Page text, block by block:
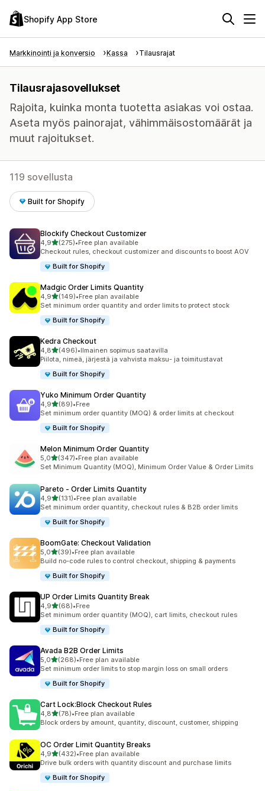
Shopify App Store
Markkinointi ja konversio Kassa Tilausrajat
Tilausrajasovellukset
Rajoita, kuinka monta tuotetta asiakas voi ostaa.
Aseta myös painorajat, vähimmäisostomäärät ja
muut rajoitukset.
119 sovellusta
Built for Shopify
Blockify Checkout Customizer
4,9/ 5 tähteä
(275)
275 arvostelua yhteensä
•Free plan available
Checkout rules, checkout customizer and discounts to boost AOV
Built for Shopify
Madgic Order Limits Quantity
4,9/ 5 tähteä
(149)
149 arvostelua yhteensä
•Free plan available
Set minimum order quantity and order limits to protect stock
Built for Shopify
Kedra Checkout
4,8/ 5 tähteä
(496)
496 arvostelua yhteensä
•Ilmainen sopimus saatavilla
Piilota, nimeä, järjestä ja vahvista maksu- ja toimitustavat
Built for Shopify
Yuko Minimum Order Quantity
4,9/ 5 tähteä
(89)
89 arvostelua yhteensä
•Free
Set minimum order quantity (MOQ) & order limits at checkout
Built for Shopify
Melon Minimum Order Quantity
5,0/ 5 tähteä
(347)
347 arvostelua yhteensä
•Free plan available
Set Minimum Quantity (MOQ), Minimum Order Value & Order Limits
Pareto ‑ Order Limits Quantity
4,9/ 5 tähteä
(131)
131 arvostelua yhteensä
•Free plan available
Set minimum order quantity, checkout rules & B2B order limits
Built for Shopify
BoomGate: Checkout Validation
5,0/ 5 tähteä
(39)
39 arvostelua yhteensä
•Free plan available
Build no-code rules to control checkout, shipping & payments
Built for Shopify
UP Order Limits Quantity Break
4,9/ 5 tähteä
(68)
68 arvostelua yhteensä
•Free
Set minimum order quantity (MOQ), cart limits, checkout rules
Built for Shopify
Avada B2B Order Limits
5,0/ 5 tähteä
(268)
268 arvostelua yhteensä
•Free plan available
Set minimum order limits to stop margin loss on small orders
Built for Shopify
Cart Lock:Block Checkout Rules
4,8/ 5 tähteä
(78)
78 arvostelua yhteensä
•Free plan available
Block orders by amount, quantity, discount, customer, shipping
OC Order Limit Quantity Breaks
4,9/ 5 tähteä
(432)
432 arvostelua yhteensä
•Free plan available
Drive bulk orders with quantity discount and purchase limits
Built for Shopify